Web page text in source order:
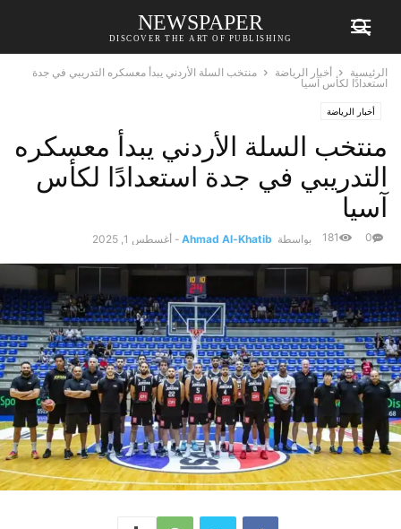
NEWSPAPER
DISCOVER THE ART OF PUBLISHING
الرئيسية أخبار الرياضة
منتخب السلة الأردني يبدأ معسكره التدريبي في جدة
استعدادًا لكأس آسيا
أخبار الرياضة
منتخب السلة الأردني يبدأ معسكره
التدريبي في جدة استعدادًا لكأس
آسيا
بواسطة Ahmad Al-Khatib
- أغسطس 1, 2025 0
181